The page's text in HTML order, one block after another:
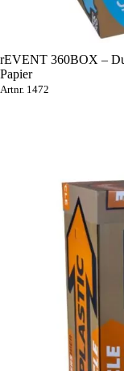
rEVENT 360BOX –
Papier
Artnr. 1472